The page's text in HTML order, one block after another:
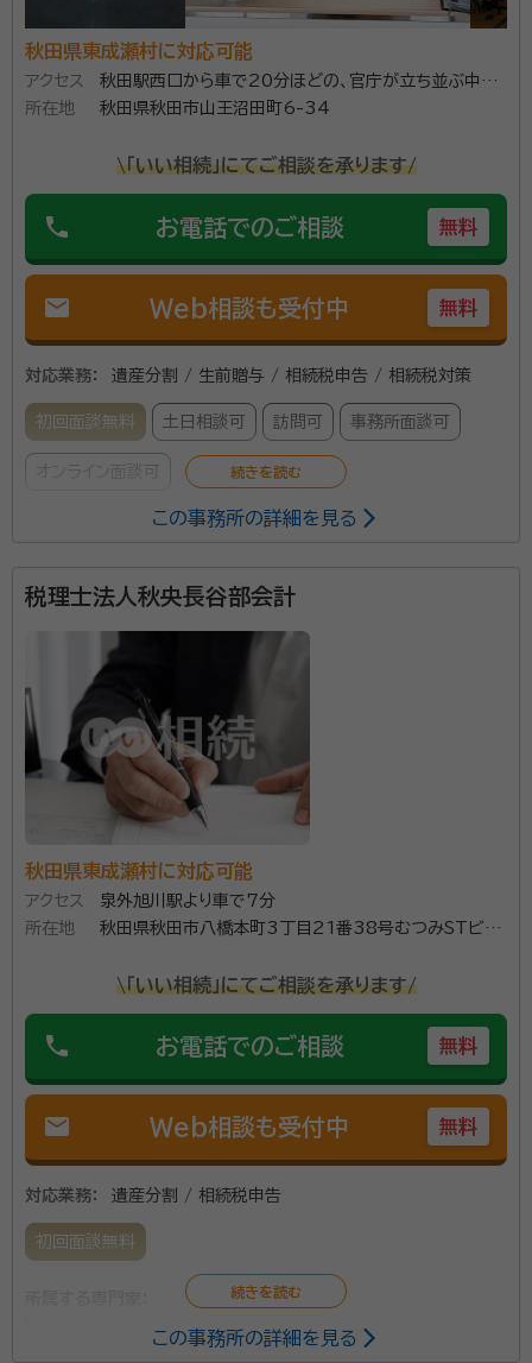
秋田県東成瀬村に対応可能
アクセス
秋田駅西口から車で20分ほどの、官庁が立ち並ぶ中心
部の山王地区にあります。
所在地 秋田県秋田市山王沼田町6-34
\「いい相続」にてご相談を承ります/
phone お電話でのご相談 無料
mail Web相談も受付中 無料
対応業務： 遺産分割 / 生前贈与 / 相続税申告 / 相続税対策
初回面談無料 土日相談可 訪問可 事務所面談可
6,072件。2013年から累計で26,000件以上の相続
税申告をお手伝いしています。 初めての相続で不安を
感じている方でも安心して相談できるよう、親身なサポ
ートを心がけ、一人ひとり適切なサービスを提供するた
めに、小さなお悩みやご事情まできめ細かく配慮してい
ます。
この事務所の詳細を見る
税理士法人秋央長谷部会計
秋田県東成瀬村に対応可能
アクセス
泉外旭川駅より車で7分
所在地
秋田県秋田市八橋本町3丁目21番38号むつみSTビル
\「いい相続」にてご相談を承ります/
phone お電話でのご相談 無料
mail Web相談も受付中 無料
対応業務： 遺産分割 / 相続税申告
初回面談無料
長谷部弘輝（はせべこうき） 税理士
この事務所の詳細を見る